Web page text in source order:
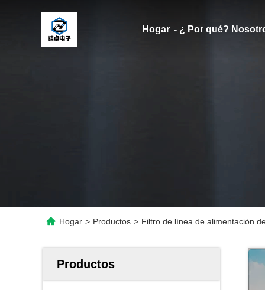
Hogar - ¿ Por qué?
Hogar > Productos > Filtro de línea de alimentación
Productos